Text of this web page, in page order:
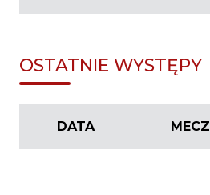
OSTATNIE WYSTĘPY
DATA MECZ